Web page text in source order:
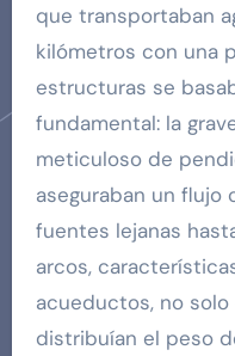
que transportaban
kilómetros con una
estructuras se
fundamental: la
meticuloso de
aseguraban un flujo
fuentes lejanas
arcos,
acueductos, no
distribuían el peso